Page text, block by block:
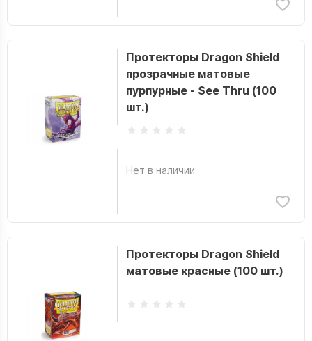
Протекторы Dragon Shield
прозрачные матовые
пурпурные - See Thru (100
шт.)
Нет в наличии
Протекторы Dragon Shield
матовые красные (100 шт.)